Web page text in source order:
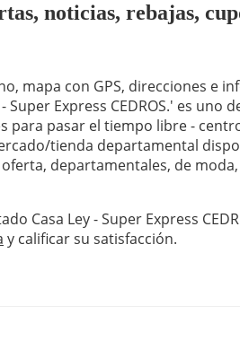
noticias, rebajas,
mapa con GPS, direcciones e
Super Express CEDROS.' es uno
para pasar el tiempo libre -
tienda departamental
departamentales, de
Casa Ley - Super Express
y calificar su satisfacción.